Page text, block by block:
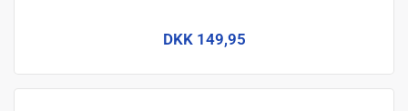
DKK 149,95